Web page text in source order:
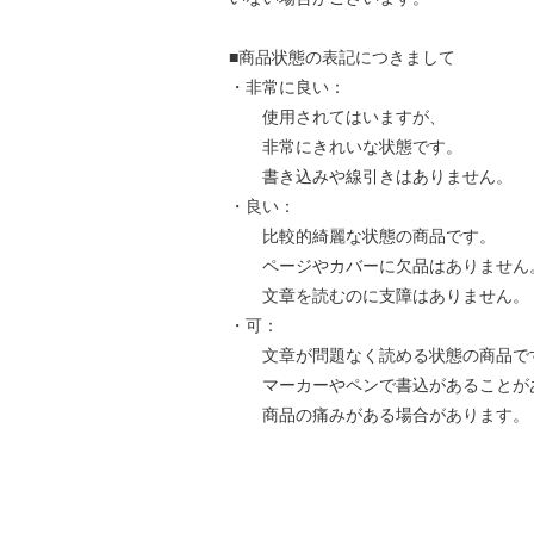
■商品状態の表記につきまして
・非常に良い：
使用されてはいますが、
非常にきれいな状態です。
書き込みや線引きはありません。
・良い：
比較的綺麗な状態の商品です。
ページやカバーに欠品はありません
文章を読むのに支障はありません。
・可：
文章が問題なく読める状態の商品で
マーカーやペンで書込があることが
商品の痛みがある場合があります。